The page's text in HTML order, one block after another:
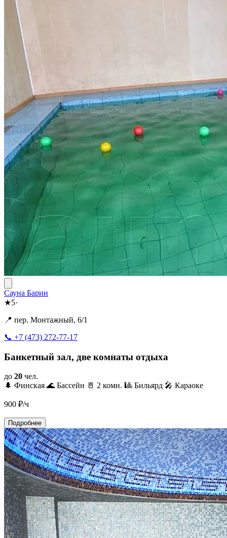
Сауна Барин
★5·
📍 пер. Монтажный, 6/1
📞 +7 (473) 272-77-17
Банкетный зал, две комнаты отдыха
до 20 чел.
🌲 Финская 🌊 Бассейн 🚪 2 комн. 🎱 Бильярд 🎤 Караоке
900 ₽/ч
Подробнее